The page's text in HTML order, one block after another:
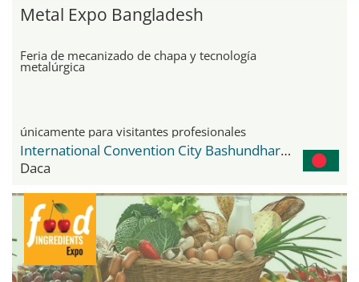
Metal Expo Bangladesh
Feria de mecanizado de chapa y tecnología
metalúrgica
únicamente para visitantes profesionales
International Convention City Bashundhara - ICCB
Daca